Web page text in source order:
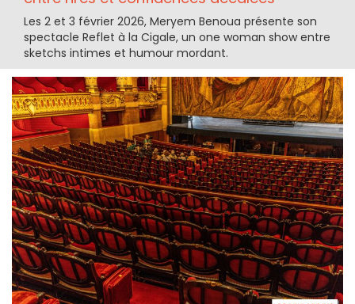
Les 2 et 3 février 2026, Meryem Benoua présente son
spectacle Reflet à la Cigale, un one woman show entre
sketchs intimes et humour mordant.